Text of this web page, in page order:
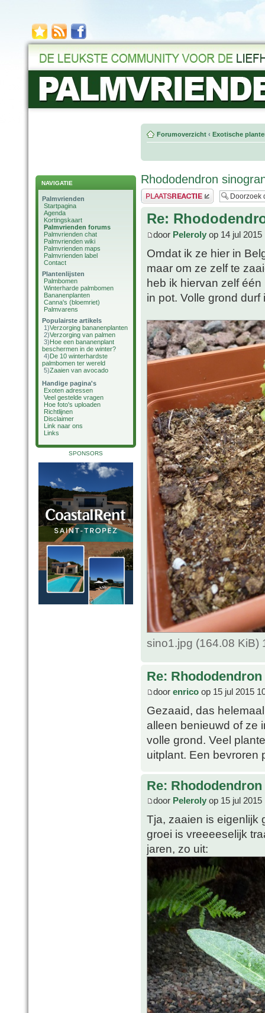
NAVIGATIE
Palmvrienden
Startpagina
Agenda
Kortingskaart
Palmvrienden forums
Palmvrienden chat
Palmvrienden wiki
Palmvrienden maps
Palmvrienden label
Contact
Plantenlijsten
Palmbomen
Winterharde palmbomen
Bananenplanten
Canna's (bloemriet)
Palmvarens
Populairste artikels
1)Verzorging bananenplanten
2)Verzorging van palmen
3)Hoe een bananenplant
beschermen in de winter?
4)De 10 winterhardste
palmbomen ter wereld
5)Zaaien van avocado
Handige pagina's
Exoten adressen
Veel gestelde vragen
Hoe foto's uploaden
Richtlijnen
Disclaimer
Link naar ons
Links
SPONSORS
Forumoverzicht ‹ Exotische
Rhododendron
Plaats een reactie
Re:
door Peleroly op 14 jul 2015
Omdat ik ze hier in
maar om ze zelf te
heb ik hiervan zelf
in pot. Volle grond
sino1.jpg (164.08 KiB)
Re:
door enrico op 15 jul 2015
Gezaaid, das
alleen benieuwd of ze
volle grond. Veel
uitplant. Een bevroren
Re:
door Peleroly op 15 jul 2015
Tja, zaaien is eigenlijk
groei is vreeeeselijk
jaren, zo uit: